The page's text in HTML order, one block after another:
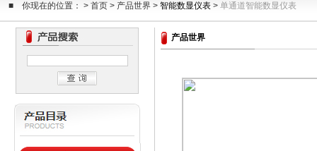
■ 你现在的位置： > 首页 > 产品世界 > 智能数显仪表 > 单通道智能数显仪表
产品世界